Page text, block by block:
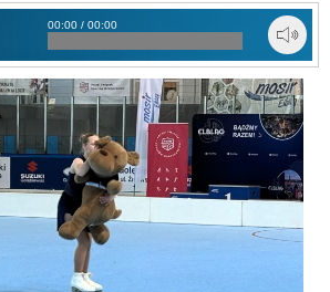
00:00 / 00:00